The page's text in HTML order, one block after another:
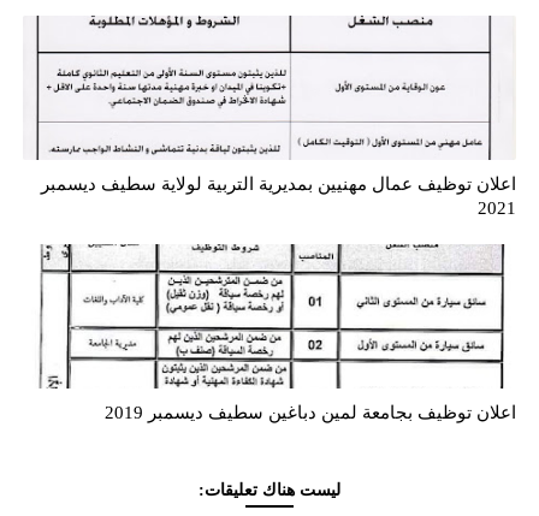
اعلان توظيف عمال مهنيين بمديرية التربية لولاية سطيف ديسمبر
2021
اعلان توظيف بجامعة لمين دباغين سطيف ديسمبر 2019
ليست هناك تعليقات: